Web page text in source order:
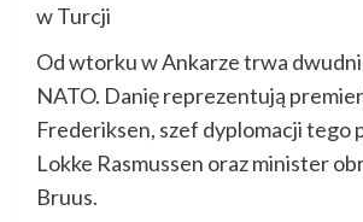
w Turcji
Od wtorku w Ankarze trwa
NATO. Danię reprezentują
Frederiksen, szef dyplomacji tego
Lokke Rasmussen oraz minister
Bruus.